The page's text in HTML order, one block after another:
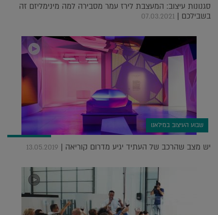
סגנונות עיצוב: המעצבת לירז עמר מסבירה למה מינימליזם זה
בשבילכם | 07.03.2021
שבוע העיצוב במילאנו
יש מצב שהרכב של העתיד יגיע מדרום קוריאה | 13.05.2019